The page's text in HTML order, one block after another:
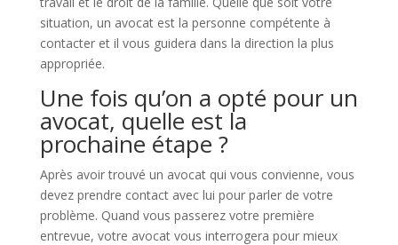
situation, un avocat est la personne compétente à
contacter et il vous guidera dans la direction la plus
appropriée.
Une fois qu’on a opté pour un
avocat, quelle est la
prochaine étape ?
Après avoir trouvé un avocat qui vous convienne, vous
devez prendre contact avec lui pour parler de votre
problème. Quand vous passerez votre première
entrevue, votre avocat vous interrogera pour mieux